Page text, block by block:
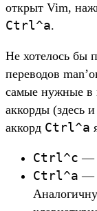
открыт Vim,
Ctrl^a.
Не хотелось бы
переводов
самые нужные в
аккорды (здесь
аккорд Ctrl^a
Ctrl^c —
Ctrl^a —